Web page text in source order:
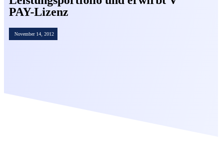
PAY-Lizenz
November 14, 2012